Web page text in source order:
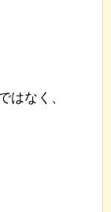
はなく、